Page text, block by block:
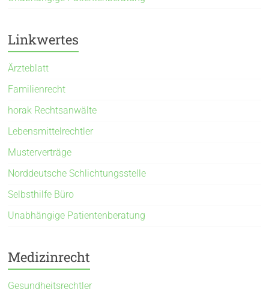
Linkwertes
Ärzteblatt
Familienrecht
horak Rechtsanwälte
Lebensmittelrechtler
Musterverträge
Norddeutsche Schlichtungsstelle
Selbsthilfe Büro
Unabhängige Patientenberatung
Medizinrecht
Gesundheitsrechtler